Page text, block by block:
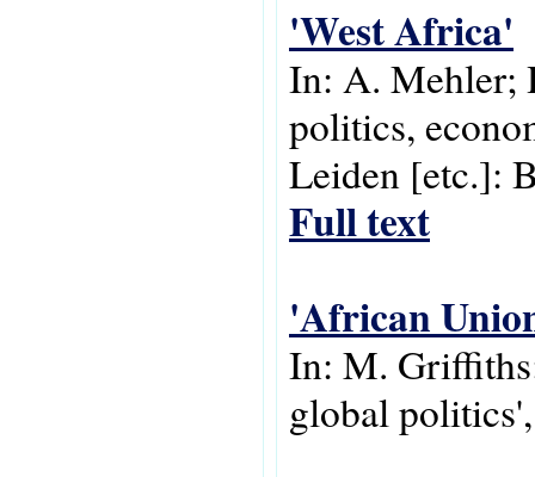
'West Africa'
In: A. Mehler;
politics,
Leiden [etc.]:
Full text
'African
In: M.
global